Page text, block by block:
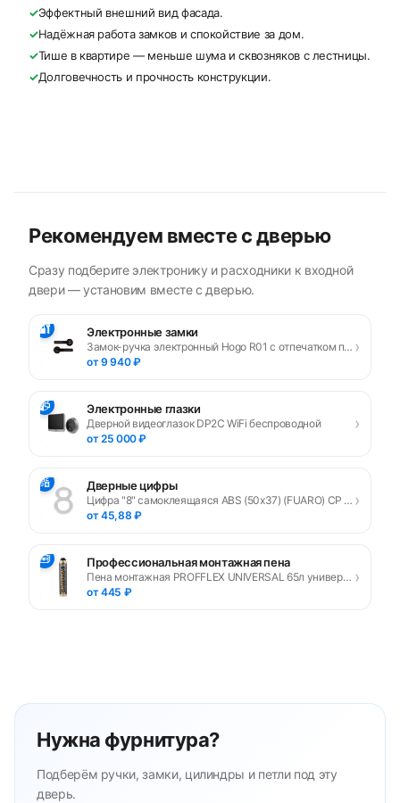
✓Эффектный внешний вид фасада.
✓Надёжная работа замков и спокойствие за дом.
✓Тише в квартире — меньше шума и сквозняков с лестницы.
✓Долговечность и прочность конструкции.
Рекомендуем вместе с дверью
Сразу подберите электронику и расходники к входной
двери — установим вместе с дверью.
🔐 Электронные замки
Замок-ручка электронный Hogo R01 с отпечатком пальца, черный
от 9 940 ₽
›
📹 Электронные глазки
Дверной видеоглазок DP2C WiFi беспроводной
от 25 000 ₽
›
🔢 Дверные цифры
Цифра "8" самоклеящаяся ABS (50х37) (FUARO) CP хром
от 45,88 ₽
›
🧰 Профессиональная монтажная пена
Пена монтажная PROFFLEX UNIVERSAL 65л универсальная
от 445 ₽
›
Нужна фурнитура?
Подберём ручки, замки, цилиндры и петли под эту
дверь.